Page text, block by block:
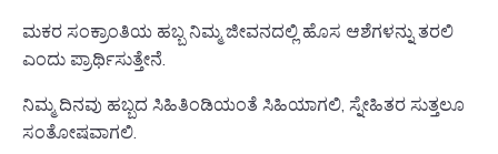
ಮಕರ ಸಂಕ್ರಾಂತಿಯ ಹಬ್ಬ ನಿಮ್ಮ ಜೀವನದಲ್ಲಿ ಹೊಸ ಆಶೆಗಳನ್ನು ತರಲಿ
ಎಂದು ಪ್ರಾರ್ಥಿಸುತ್ತೇನೆ.
ನಿಮ್ಮ ದಿನವು ಹಬ್ಬದ ಸಿಹಿತಿಂಡಿಯಂತೆ ಸಿಹಿಯಾಗಲಿ, ಸ್ನೇಹಿತರ ಸುತ್ತಲೂ
ಸಂತೋಷವಾಗಲಿ.